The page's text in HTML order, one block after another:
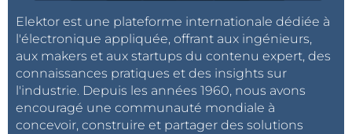
Elektor est une plateforme internationale dédiée à
l'électronique appliquée, offrant aux ingénieurs,
aux makers et aux startups du contenu expert, des
connaissances pratiques et des insights sur
l'industrie. Depuis les années 1960, nous avons
encouragé une communauté mondiale à
concevoir, construire et partager des solutions